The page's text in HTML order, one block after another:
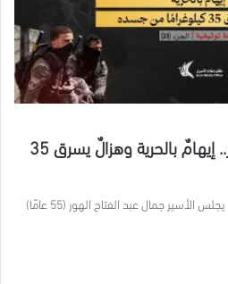
الأسير الأديب جمال الهور.. إيهامٌ بالحرية وهزالٌ يسرق 35
في زاويةٍ من زوايا غرف سجن شطة، يجلس الأسير جمال عبد الفتاح الهور (55 عامًا)